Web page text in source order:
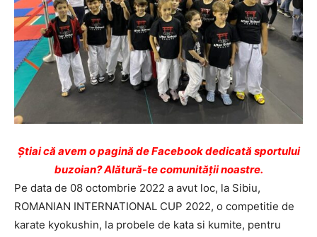
Ştiai că avem o pagină de Facebook dedicată sportului
buzoian? Alătură-te comunității noastre.
Pe data de 08 octombrie 2022 a avut loc, la Sibiu,
ROMANIAN INTERNATIONAL CUP 2022, o competitie de
karate kyokushin, la probele de kata si kumite, pentru